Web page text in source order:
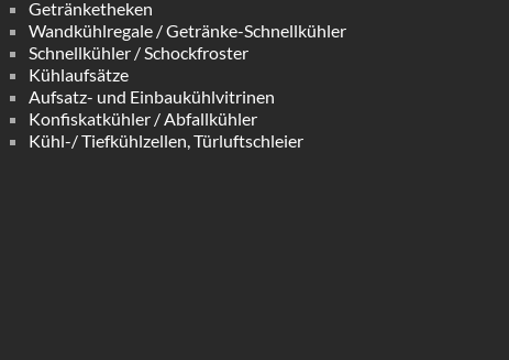
Getränketheken
Wandkühlregale / Getränke-Schnellkühler
Schnellkühler / Schockfroster
Kühlaufsätze
Aufsatz- und Einbaukühlvitrinen
Konfiskatkühler / Abfallkühler
Kühl-/ Tiefkühlzellen, Türluftschleier